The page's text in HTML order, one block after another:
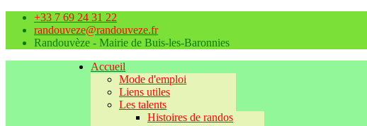
+33 7 69 24 31 22
randouveze@randouveze.fr
Randouvèze - Mairie de Buis-les-Baronnies
Accueil
Mode d'emploi
Liens utiles
Les talents
Histoires de randos